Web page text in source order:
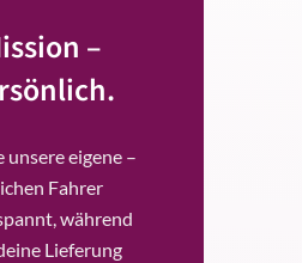
–
unsere eigene –
Fahrer
während
Lieferung